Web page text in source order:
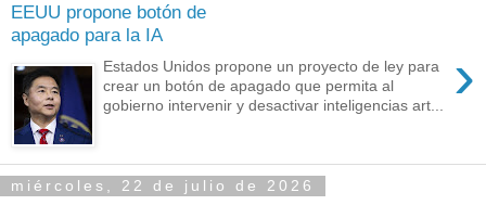
EEUU propone botón de
apagado para la IA
›
Estados Unidos propone un proyecto de ley para
crear un botón de apagado que permita al
gobierno intervenir y desactivar inteligencias art...
miércoles, 22 de julio de 2026